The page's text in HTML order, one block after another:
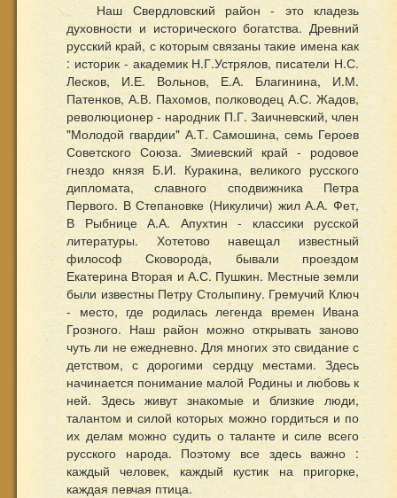
Наш Свердловский район - это кладезь
духовности и исторического богатства. Древний
русский край, с которым связаны такие имена как
: историк - академик Н.Г.Устрялов, писатели Н.С.
Лесков, И.Е. Вольнов, Е.А. Благинина, И.М.
Патенков, А.В. Пахомов, полководец А.С. Жадов,
революционер - народник П.Г. Заичневский, член
"Молодой гвардии" А.Т. Самошина, семь Героев
Советского Союза. Змиевский край - родовое
гнездо князя Б.И. Куракина, великого русского
дипломата, славного сподвижника Петра
Первого. В Степановке (Никуличи) жил А.А. Фет,
В Рыбнице А.А. Апухтин - классики русской
литературы. Хотетово навещал известный
философ Сковорода, бывали проездом
Екатерина Вторая и А.С. Пушкин. Местные земли
были известны Петру Столыпину. Гремучий Ключ
- место, где родилась легенда времен Ивана
Грозного. Наш район можно открывать заново
чуть ли не ежедневно. Для многих это свидание с
детством, с дорогими сердцу местами. Здесь
начинается понимание малой Родины и любовь к
ней. Здесь живут знакомые и близкие люди,
талантом и силой которых можно гордиться и по
их делам можно судить о таланте и силе всего
русского народа. Поэтому все здесь важно :
каждый человек, каждый кустик на пригорке,
каждая певчая птица.